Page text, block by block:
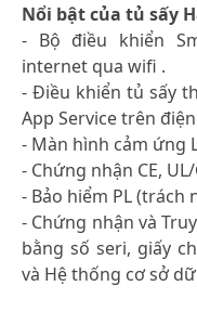
Nổi bật của tủ sấy
- Bộ điều khiển
internet qua wifi .
- Điều khiển tủ sấy
App Service trên
- Màn hình cảm ứng
- Chứng nhận CE,
- Bảo hiểm PL (trách
- Chứng nhận và
bằng số seri, giấy
và Hệ thống cơ sở